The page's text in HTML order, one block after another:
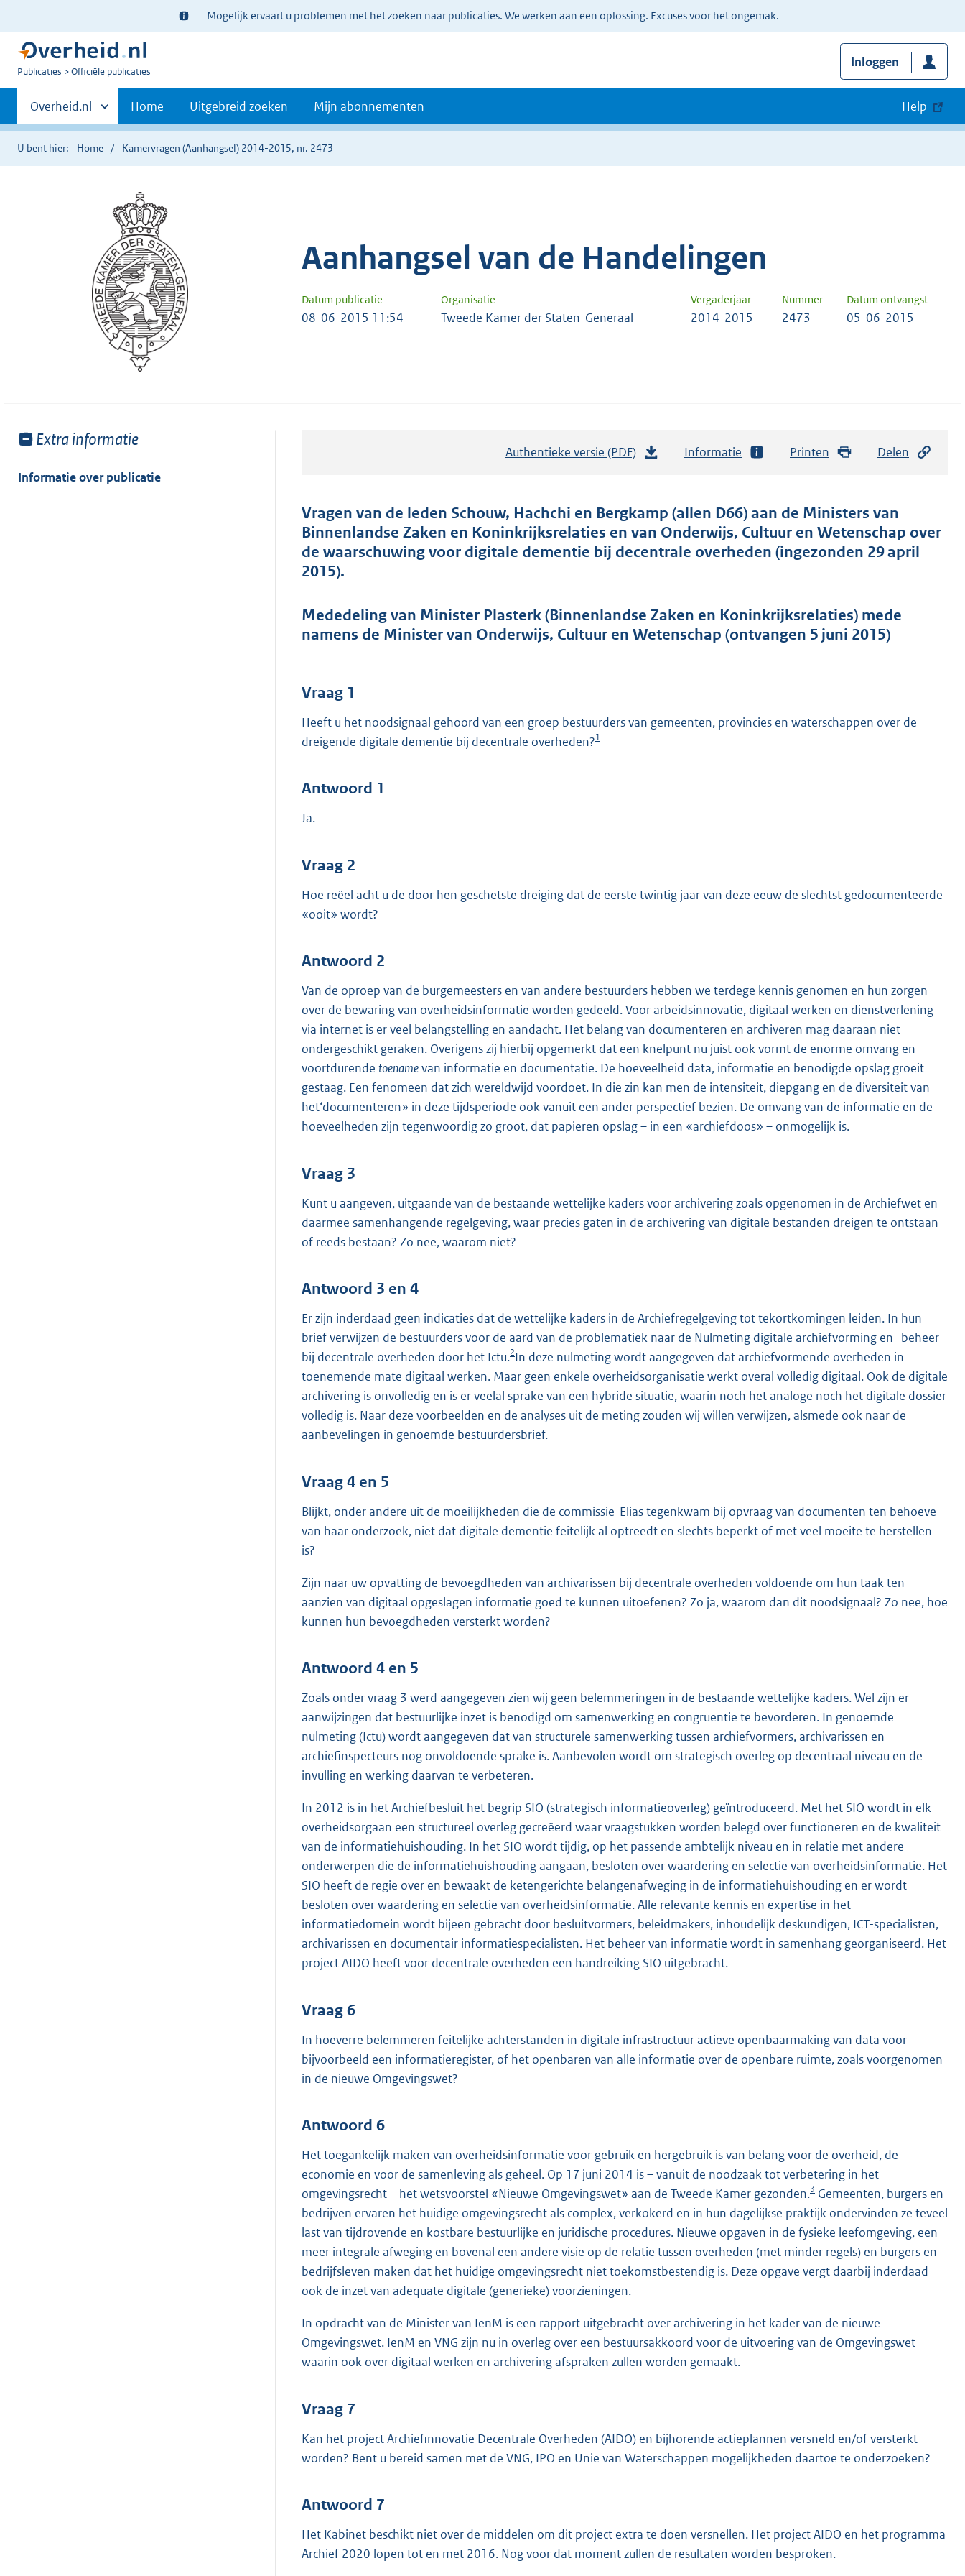
Ter
informatie:
Mogelijk ervaart u problemen met het zoeken naar publicaties. We werken aan een oplossing. Excuses voor het ongemak.
U
Publicaties Officiële publicaties
Inloggen
Primaire
navigatie
Andere
sites
binnen
Overheid.nl Home Uitgebreid zoeken Mijn abonnementen Help
U bent hier: Home Kamervragen (Aanhangsel) 2014-2015, nr. 2473
Aanhangsel van de Handelingen
Datum publicatie Organisatie Vergaderjaar Nummer Datum ontvangst
08-06-2015 11:54 Tweede Kamer der Staten-Generaal 2014-2015 2473 05-06-2015
Toon
van:
Extra informatie
Informatie over publicatie
Authentieke versie (PDF)
t
a
n
r
e
Informatie Printen Delen
Vragen van de leden Schouw, Hachchi en Bergkamp (allen D66) aan de Ministers van
Binnenlandse Zaken en Koninkrijksrelaties en van Onderwijs, Cultuur en Wetenschap over
de waarschuwing voor digitale dementie bij decentrale overheden (ingezonden 29 april
2015).
Mededeling van Minister Plasterk (Binnenlandse Zaken en Koninkrijksrelaties) mede
namens de Minister van Onderwijs, Cultuur en Wetenschap (ontvangen 5 juni 2015)
Vraag 1
Heeft u het noodsignaal gehoord van een groep bestuurders van gemeenten, provincies en waterschappen over de
dreigende digitale dementie bij decentrale overheden?1
Antwoord 1
Ja.
Vraag 2
Hoe reëel acht u de door hen geschetste dreiging dat de eerste twintig jaar van deze eeuw de slechtst gedocumenteerde
«ooit» wordt?
Antwoord 2
Van de oproep van de burgemeesters en van andere bestuurders hebben we terdege kennis genomen en hun zorgen
over de bewaring van overheidsinformatie worden gedeeld. Voor arbeidsinnovatie, digitaal werken en dienstverlening
via internet is er veel belangstelling en aandacht. Het belang van documenteren en archiveren mag daaraan niet
ondergeschikt geraken. Overigens zij hierbij opgemerkt dat een knelpunt nu juist ook vormt de enorme omvang en
voortdurende toenamevan informatie en documentatie. De hoeveelheid data, informatie en benodigde opslag groeit
gestaag. Een fenomeen dat zich wereldwijd voordoet. In die zin kan men de intensiteit, diepgang en de diversiteit van
het‘documenteren» in deze tijdsperiode ook vanuit een ander perspectief bezien. De omvang van de informatie en de
hoeveelheden zijn tegenwoordig zo groot, dat papieren opslag – in een «archiefdoos» – onmogelijk is.
Vraag 3
Kunt u aangeven, uitgaande van de bestaande wettelijke kaders voor archivering zoals opgenomen in de Archiefwet en
daarmee samenhangende regelgeving, waar precies gaten in de archivering van digitale bestanden dreigen te ontstaan
of reeds bestaan? Zo nee, waarom niet?
Antwoord 3 en 4
Er zijn inderdaad geen indicaties dat de wettelijke kaders in de Archiefregelgeving tot tekortkomingen leiden. In hun
brief verwijzen de bestuurders voor de aard van de problematiek naar de Nulmeting digitale archiefvorming en -beheer
bij decentrale overheden door het Ictu.2In deze nulmeting wordt aangegeven dat archiefvormende overheden in
toenemende mate digitaal werken. Maar geen enkele overheidsorganisatie werkt overal volledig digitaal. Ook de digitale
archivering is onvolledig en is er veelal sprake van een hybride situatie, waarin noch het analoge noch het digitale dossier
volledig is. Naar deze voorbeelden en de analyses uit de meting zouden wij willen verwijzen, alsmede ook naar de
aanbevelingen in genoemde bestuurdersbrief.
Vraag 4 en 5
Blijkt, onder andere uit de moeilijkheden die de commissie-Elias tegenkwam bij opvraag van documenten ten behoeve
van haar onderzoek, niet dat digitale dementie feitelijk al optreedt en slechts beperkt of met veel moeite te herstellen
is?
Zijn naar uw opvatting de bevoegdheden van archivarissen bij decentrale overheden voldoende om hun taak ten
aanzien van digitaal opgeslagen informatie goed te kunnen uitoefenen? Zo ja, waarom dan dit noodsignaal? Zo nee, hoe
kunnen hun bevoegdheden versterkt worden?
Antwoord 4 en 5
Zoals onder vraag 3 werd aangegeven zien wij geen belemmeringen in de bestaande wettelijke kaders. Wel zijn er
aanwijzingen dat bestuurlijke inzet is benodigd om samenwerking en congruentie te bevorderen. In genoemde
nulmeting (Ictu) wordt aangegeven dat van structurele samenwerking tussen archiefvormers, archivarissen en
archiefinspecteurs nog onvoldoende sprake is. Aanbevolen wordt om strategisch overleg op decentraal niveau en de
invulling en werking daarvan te verbeteren.
In 2012 is in het Archiefbesluit het begrip SIO (strategisch informatieoverleg) geïntroduceerd. Met het SIO wordt in elk
overheidsorgaan een structureel overleg gecreëerd waar vraagstukken worden belegd over functioneren en de kwaliteit
van de informatiehuishouding. In het SIO wordt tijdig, op het passende ambtelijk niveau en in relatie met andere
onderwerpen die de informatiehuishouding aangaan, besloten over waardering en selectie van overheidsinformatie. Het
SIO heeft de regie over en bewaakt de ketengerichte belangenafweging in de informatiehuishouding en er wordt
besloten over waardering en selectie van overheidsinformatie. Alle relevante kennis en expertise in het
informatiedomein wordt bijeen gebracht door besluitvormers, beleidmakers, inhoudelijk deskundigen, ICT-specialisten,
archivarissen en documentair informatiespecialisten. Het beheer van informatie wordt in samenhang georganiseerd. Het
project AIDO heeft voor decentrale overheden een handreiking SIO uitgebracht.
Vraag 6
In hoeverre belemmeren feitelijke achterstanden in digitale infrastructuur actieve openbaarmaking van data voor
bijvoorbeeld een informatieregister, of het openbaren van alle informatie over de openbare ruimte, zoals voorgenomen
in de nieuwe Omgevingswet?
Antwoord 6
Het toegankelijk maken van overheidsinformatie voor gebruik en hergebruik is van belang voor de overheid, de
economie en voor de samenleving als geheel. Op 17 juni 2014 is – vanuit de noodzaak tot verbetering in het
omgevingsrecht – het wetsvoorstel «Nieuwe Omgevingswet» aan de Tweede Kamer gezonden.3 Gemeenten, burgers en
bedrijven ervaren het huidige omgevingsrecht als complex, verkokerd en in hun dagelijkse praktijk ondervinden ze teveel
last van tijdrovende en kostbare bestuurlijke en juridische procedures. Nieuwe opgaven in de fysieke leefomgeving, een
meer integrale afweging en bovenal een andere visie op de relatie tussen overheden (met minder regels) en burgers en
bedrijfsleven maken dat het huidige omgevingsrecht niet toekomstbestendig is. Deze opgave vergt daarbij inderdaad
ook de inzet van adequate digitale (generieke) voorzieningen.
In opdracht van de Minister van IenM is een rapport uitgebracht over archivering in het kader van de nieuwe
Omgevingswet. IenM en VNG zijn nu in overleg over een bestuursakkoord voor de uitvoering van de Omgevingswet
waarin ook over digitaal werken en archivering afspraken zullen worden gemaakt.
Vraag 7
Kan het project Archiefinnovatie Decentrale Overheden (AIDO) en bijhorende actieplannen versneld en/of versterkt
worden? Bent u bereid samen met de VNG, IPO en Unie van Waterschappen mogelijkheden daartoe te onderzoeken?
Antwoord 7
Het Kabinet beschikt niet over de middelen om dit project extra te doen versnellen. Het project AIDO en het programma
Archief 2020 lopen tot en met 2016. Nog voor dat moment zullen de resultaten worden besproken.